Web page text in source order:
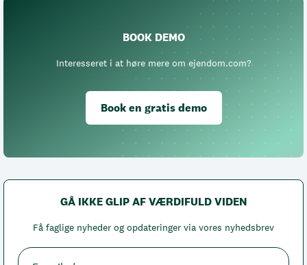
BOOK DEMO
Interesseret i at høre mere om ejendom.com?
Book en gratis demo
GÅ IKKE GLIP AF VÆRDIFULD VIDEN
Få faglige nyheder og opdateringer via vores nyhedsbrev